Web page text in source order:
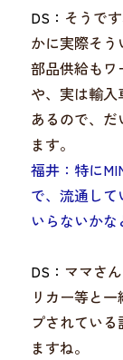
DS： そうで
かに実際そ
部品供給もワ
や、実は輸
あるので、
ます。
福井：特に
で、流通して
いらないかな
DS： ママさ
リカー等と
プされてい
ますね。